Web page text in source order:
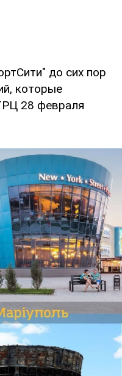
до сих пор
которые
28 февраля